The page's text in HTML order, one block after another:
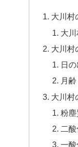
大川村
大
大川村
日
月齢
大川村
粉
二
一